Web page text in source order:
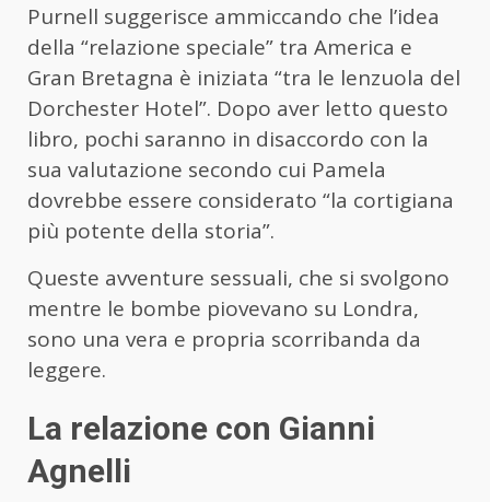
Purnell suggerisce ammiccando che l’idea
della “relazione speciale” tra America e
Gran Bretagna è iniziata “tra le lenzuola del
Dorchester Hotel”. Dopo aver letto questo
libro, pochi saranno in disaccordo con la
sua valutazione secondo cui Pamela
dovrebbe essere considerato “la cortigiana
più potente della storia”.
Queste avventure sessuali, che si svolgono
mentre le bombe piovevano su Londra,
sono una vera e propria scorribanda da
leggere.
La relazione con Gianni
Agnelli